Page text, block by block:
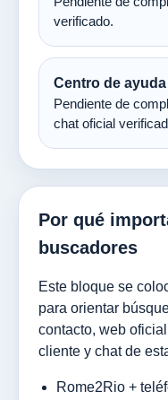
verificado.
Centro de
Pendiente de
chat oficial
Por qué
buscadores
Este bloque se
para orientar
contacto, web
cliente y chat de
Rome2Rio +